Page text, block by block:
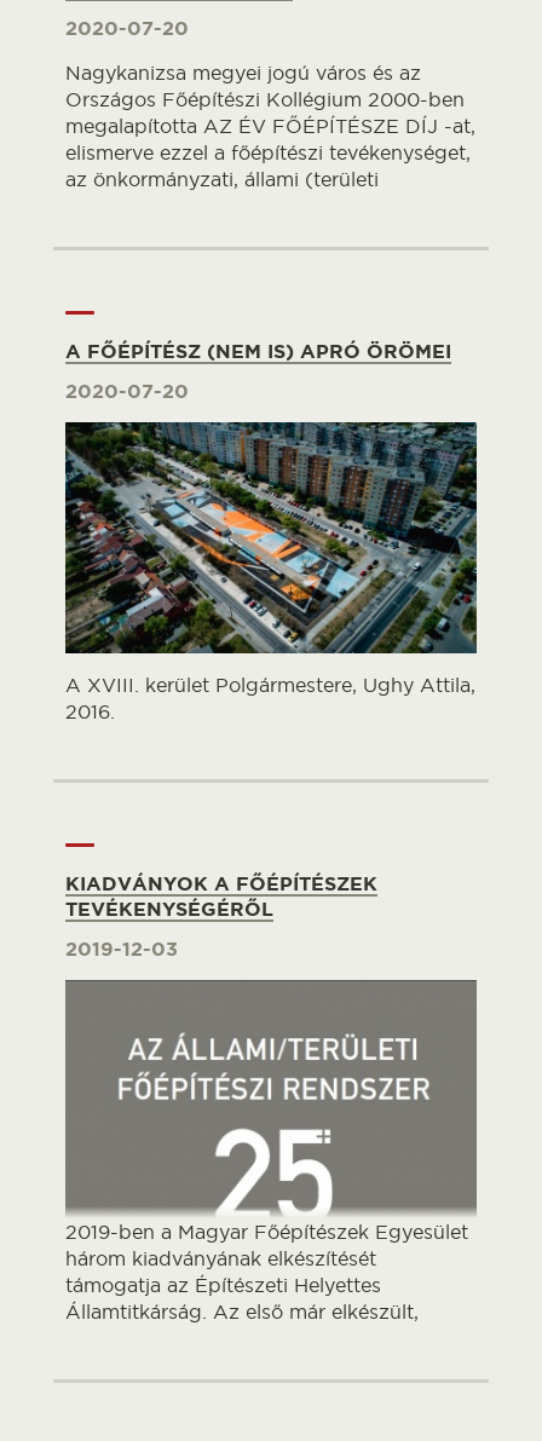
2020-07-20
Nagykanizsa megyei jogú város és az
Országos Főépítészi Kollégium 2000-ben
megalapította AZ ÉV FŐÉPÍTÉSZE DÍJ -at,
elismerve ezzel a főépítészi tevékenységet,
az önkormányzati, állami (területi
A FŐÉPÍTÉSZ (NEM IS) APRÓ ÖRÖMEI
2020-07-20
A XVIII. kerület Polgármestere, Ughy Attila,
2016.
KIADVÁNYOK A FŐÉPÍTÉSZEK
TEVÉKENYSÉGÉRŐL
2019-12-03
2019-ben a Magyar Főépítészek Egyesület
három kiadványának elkészítését
támogatja az Építészeti Helyettes
Államtitkárság. Az első már elkészült,